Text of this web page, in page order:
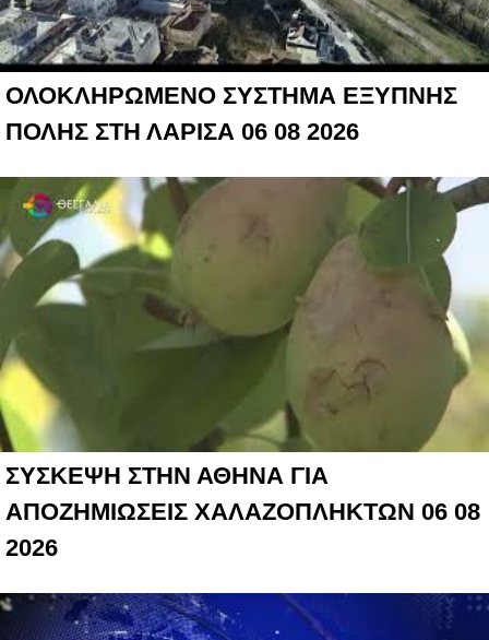
ΟΛΟΚΛΗΡΩΜΕΝΟ ΣΥΣΤΗΜΑ ΕΞΥΠΝΗΣ
ΠΟΛΗΣ ΣΤΗ ΛΑΡΙΣΑ 06 08 2026
ΣΥΣΚΕΨΗ ΣΤΗΝ ΑΘΗΝΑ ΓΙΑ
ΑΠΟΖΗΜΙΩΣΕΙΣ ΧΑΛΑΖΟΠΛΗΚΤΩΝ 06 08
2026